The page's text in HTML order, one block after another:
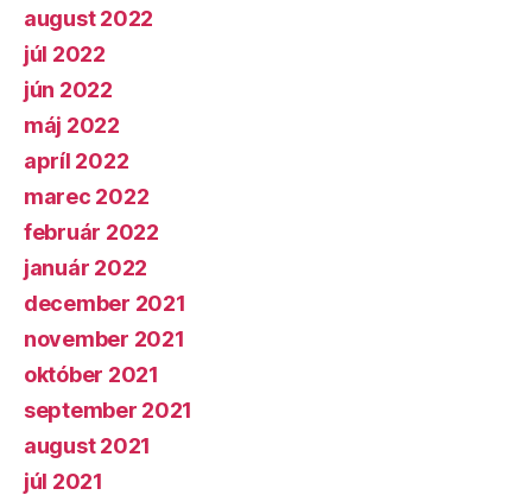
august 2022
júl 2022
jún 2022
máj 2022
apríl 2022
marec 2022
február 2022
január 2022
december 2021
november 2021
október 2021
september 2021
august 2021
júl 2021